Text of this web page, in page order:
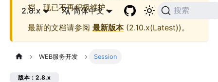
2.8.x 简体中文 搜索
档，现已不再积极维护。
最新的文档请参阅 最新版本(2.10.x(Latest))。
WEB服务开发 Session
版本：2.8.x